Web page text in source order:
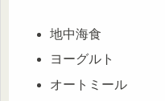
地中海食
ヨーグルト
オートミール